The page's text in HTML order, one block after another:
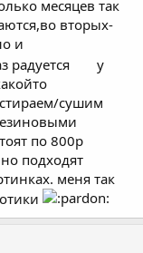
месяцев так
вторых-
и
радуется
у
сушим
по 800р
подходят
меня так